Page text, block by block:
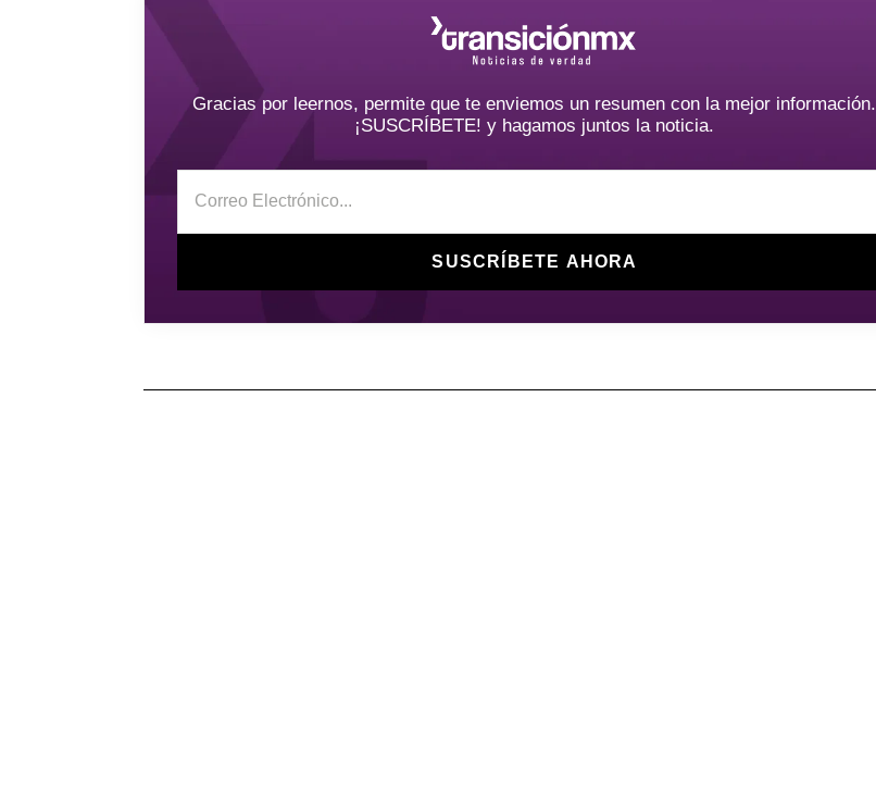
Gracias por leernos, permite que te enviemos un resumen con la mejor información.
¡SUSCRÍBETE! y hagamos juntos la noticia.
SUSCRÍBETE AHORA